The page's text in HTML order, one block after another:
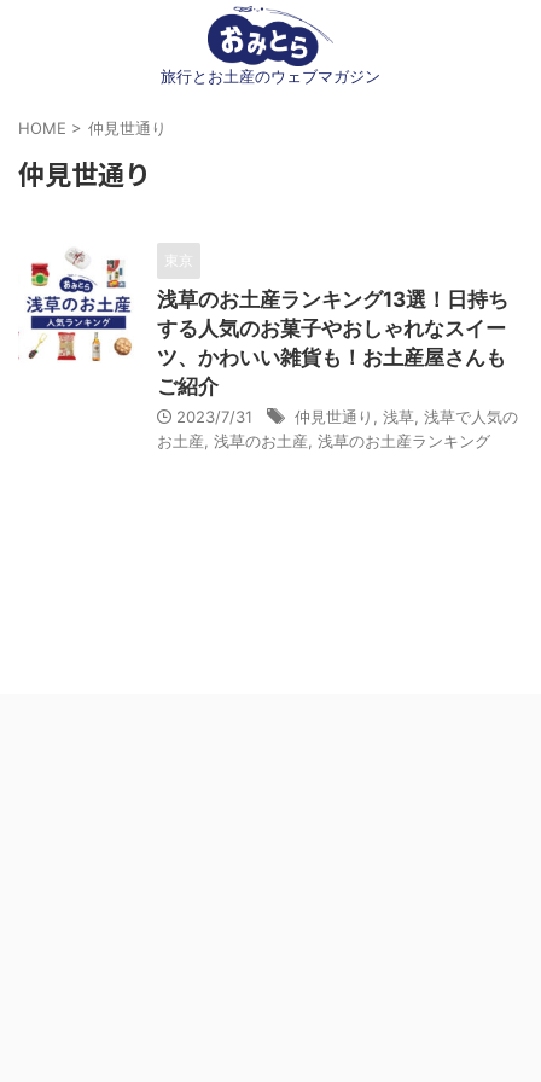
旅行とお土産のウェブマガジン
HOME > 仲見世通り
仲見世通り
東京
浅草のお土産ランキング13選！日持ち
する人気のお菓子やおしゃれなスイー
ツ、かわいい雑貨も！お土産屋さんも
ご紹介
2023/7/31 仲見世通り 浅草 浅草で人気の
お土産 浅草のお土産 浅草のお土産ランキング